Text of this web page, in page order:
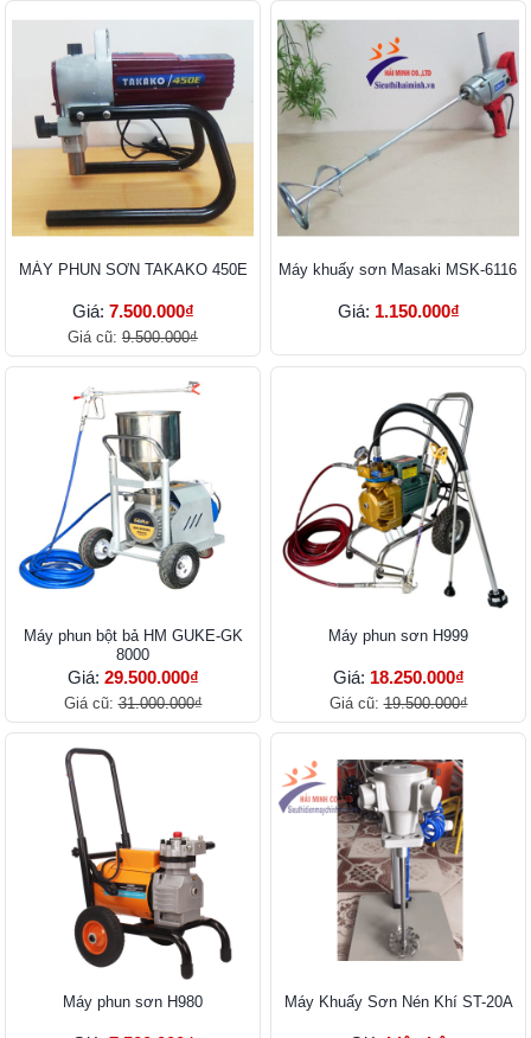
MÁY PHUN SƠN TAKAKO 450E
Giá: 7.500.000₫
Giá cũ: 9.500.000₫
Máy khuấy sơn Masaki MSK-6116
Giá: 1.150.000₫
Máy phun bột bả HM GUKE-GK
8000
Giá: 29.500.000₫
Giá cũ:31.000.000₫
Máy phun sơn H999
Giá: 18.250.000₫
Giá cũ:19.500.000₫
Máy phun sơn H980 Máy Khuấy Sơn Nén Khí ST-20A